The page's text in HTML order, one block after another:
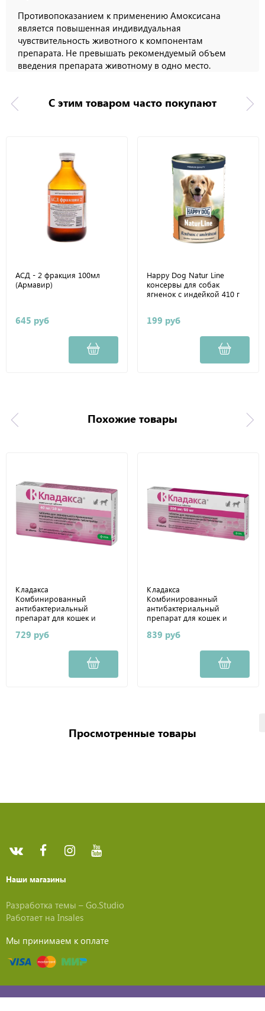
Противопоказанием к применению Амоксисана
является повышенная индивидуальная
чувствительность животного к компонентам
препарата. Не превышать рекомендуемый объем
введения препарата животному в одно место.
С этим товаром часто покупают
АСД - 2 фракция 100мл
(Армавир)
645 руб
Happy Dog Natur Line
консервы для собак
ягненок с индейкой 410 г
199 руб
Похожие товары
Кладакса
Комбинированный
антибактериальный
препарат для кошек и
729 руб
Кладакса
Комбинированный
антибактериальный
препарат для кошек и
таблеток
839 руб
Просмотренные товары
Наши магазины
Разработка темы – Go.Studio
Работает на Insales
Мы принимаем к оплате